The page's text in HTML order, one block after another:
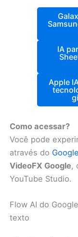
IA
Apple
Como acessar?
Você pode
através do
VideoFX Google,
YouTube Studio.
Flow AI do
texto